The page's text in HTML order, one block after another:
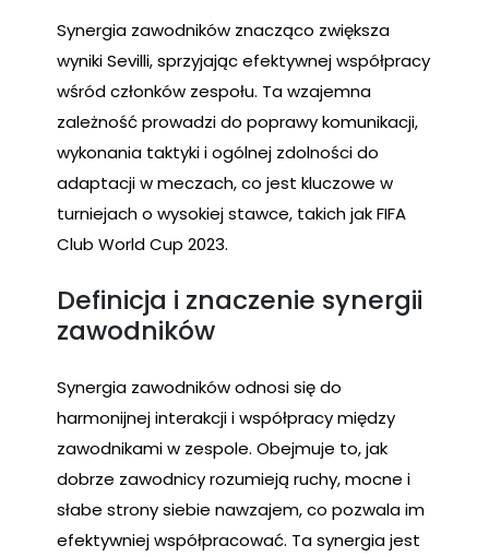
Synergia zawodników znacząco zwiększa
wyniki Sevilli, sprzyjając efektywnej współpracy
wśród członków zespołu. Ta wzajemna
zależność prowadzi do poprawy komunikacji,
wykonania taktyki i ogólnej zdolności do
adaptacji w meczach, co jest kluczowe w
turniejach o wysokiej stawce, takich jak FIFA
Club World Cup 2023.
Definicja i znaczenie synergii
zawodników
Synergia zawodników odnosi się do
harmonijnej interakcji i współpracy między
zawodnikami w zespole. Obejmuje to, jak
dobrze zawodnicy rozumieją ruchy, mocne i
słabe strony siebie nawzajem, co pozwala im
efektywniej współpracować. Ta synergia jest